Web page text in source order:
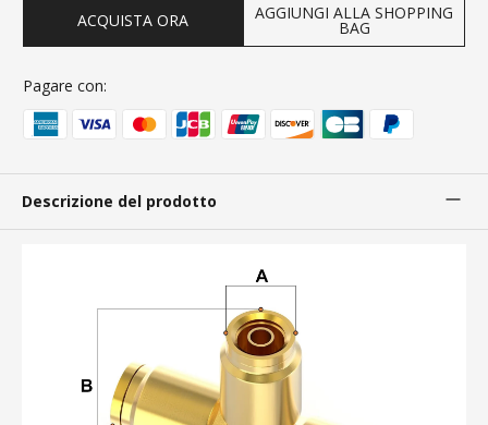
ACQUISTA ORA AGGIUNGI ALLA SHOPPING
BAG
Pagare con:
Descrizione del prodotto